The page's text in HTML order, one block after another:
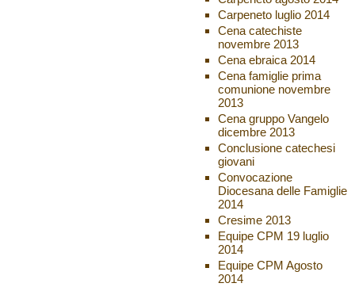
Carpeneto luglio 2014
Cena catechiste
novembre 2013
Cena ebraica 2014
Cena famiglie prima
comunione novembre
2013
Cena gruppo Vangelo
dicembre 2013
Conclusione catechesi
giovani
Convocazione
Diocesana delle Famiglie
2014
Cresime 2013
Equipe CPM 19 luglio
2014
Equipe CPM Agosto
2014